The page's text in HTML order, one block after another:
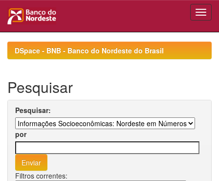
navigationDSpace - BNB - Banco do Nordeste do Brasil
Pesquisar
Pesquisar:
por
Filtros correntes: